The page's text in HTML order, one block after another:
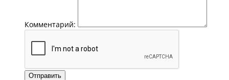
Комментарий:
Отправить